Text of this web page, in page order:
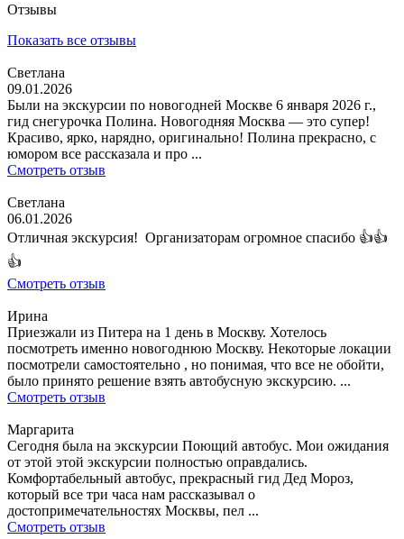
Отзывы
Показать все отзывы
Светлана
09.01.2026
Были на экскурсии по новогодней Москве 6 января 2026 г.,
гид снегурочка Полина. Новогодняя Москва — это супер!
Красиво, ярко, нарядно, оригинально! Полина прекрасно, с
юмором все рассказала и про ...
Смотреть отзыв
Светлана
06.01.2026
Отличная экскурсия! Организаторам огромное спасибо 👍👍
👍
Смотреть отзыв
Ирина
Приезжали из Питера на 1 день в Москву. Хотелось
посмотреть именно новогоднюю Москву. Некоторые локации
посмотрели самостоятельно , но понимая, что все не обойти,
было принято решение взять автобусную экскурсию. ...
Смотреть отзыв
Маргарита
Сегодня была на экскурсии Поющий автобус. Мои ожидания
от этой этой экскурсии полностью оправдались.
Комфортабельный автобус, прекрасный гид Дед Мороз,
который все три часа нам рассказывал о
достопримечательностях Москвы, пел ...
Смотреть отзыв